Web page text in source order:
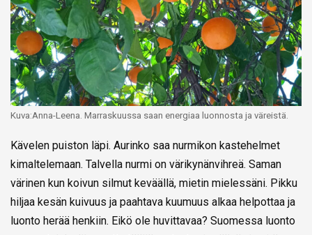
Kuva:Anna-Leena. Marraskuussa saan energiaa luonnosta ja väreistä.
Kävelen puiston läpi. Aurinko saa nurmikon kastehelmet
kimaltelemaan. Talvella nurmi on värikynänvihreä. Saman
värinen kun koivun silmut keväällä, mietin mielessäni. Pikku
hiljaa kesän kuivuus ja paahtava kuumuus alkaa helpottaa ja
luonto herää henkiin. Eikö ole huvittavaa? Suomessa luonto